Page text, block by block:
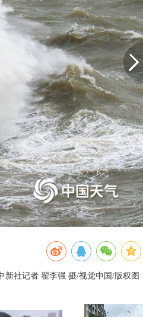
新社记者 翟李强 摄/视觉中国/版权图